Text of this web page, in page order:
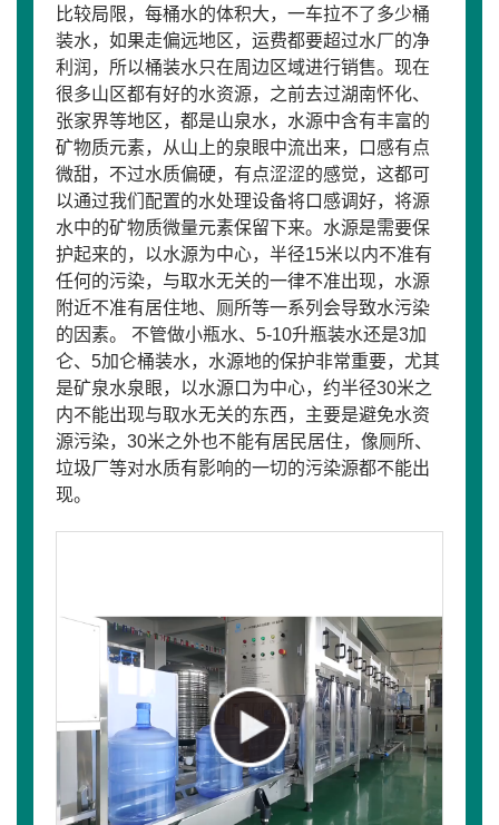
比较局限，每桶水的体积大，一车拉不了多少桶
装水，如果走偏远地区，运费都要超过水厂的净
利润，所以桶装水只在周边区域进行销售。现在
很多山区都有好的水资源，之前去过湖南怀化、
张家界等地区，都是山泉水，水源中含有丰富的
矿物质元素，从山上的泉眼中流出来，口感有点
微甜，不过水质偏硬，有点涩涩的感觉，这都可
以通过我们配置的水处理设备将口感调好，将源
水中的矿物质微量元素保留下来。水源是需要保
护起来的，以水源为中心，半径15米以内不准有
任何的污染，与取水无关的一律不准出现，水源
附近不准有居住地、厕所等一系列会导致水污染
的因素。 不管做小瓶水、5-10升瓶装水还是3加
仑、5加仑桶装水，水源地的保护非常重要，尤其
是矿泉水泉眼，以水源口为中心，约半径30米之
内不能出现与取水无关的东西，主要是避免水资
源污染，30米之外也不能有居民居住，像厕所、
垃圾厂等对水质有影响的一切的污染源都不能出
现。